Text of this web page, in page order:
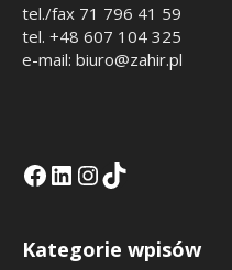
tel./fax 71 796 41 59
tel. +48 607 104 325
e-mail: biuro@zahir.pl
Facebook
LinkedIn
Tik Tok KEInstagramm KE
Kategorie wpisów